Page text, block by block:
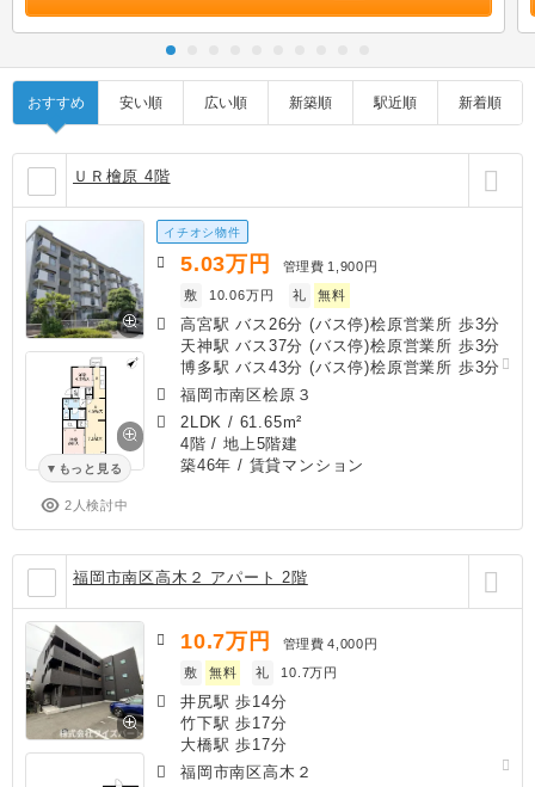
おすすめ 安い順 広い順 新築順 駅近順 新着順
ＵＲ檜原 4階
もっと見る
2人検討中
イチオシ物件
5.03万円 管理費 1,900円
敷
10.06万円 礼 無料
高宮駅 バス26分 (バス停)桧原営業所 歩3分
天神駅 バス37分 (バス停)桧原営業所 歩3分
博多駅 バス43分 (バス停)桧原営業所 歩3分
福岡市南区桧原３
2LDK / 61.65m²
4階 / 地上5階建
築46年 / 賃貸マンション
福岡市南区高木２ アパート 2階
10.7万円 管理費 4,000円
敷
無料 礼 10.7万円
井尻駅 歩14分
竹下駅 歩17分
大橋駅 歩17分
福岡市南区高木２